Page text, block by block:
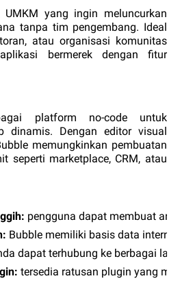
yang ingin meluncurkan
tanpa tim pengembang. Ideal
atau organisasi komunitas
bermerek dengan fitur
platform no‑code untuk
dinamis. Dengan editor visual
memungkinkan pembuatan
seperti marketplace, CRM, atau
pengguna dapat membuat
Bubble memiliki basis data
dapat terhubung ke berbagai
tersedia ratusan plugin yang